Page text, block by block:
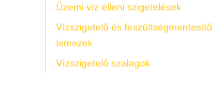
Üzemi víz elleni szigetelések
Vízszigetelő és feszültségmentesítő
lemezek
Vízszigetelő szalagok